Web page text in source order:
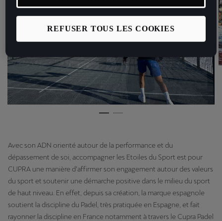
Avec son ADN orienté autour de la performance et du
dépassement de soi, accompagner les Etoiles du Sport est pour
CUPRA une manière d’affirmer son engagement autour des valeurs
du sport et soutenir une démarche positive dans le milieu du sport
de haut niveau. En effet, depuis sa création, la marque espagnole
soutient la discipline du Padel, très pratiquée en Espagne, et fait
rayonner la discipline en France notamment à travers le Cupra Padel
REFUSER TOUS LES COOKIES